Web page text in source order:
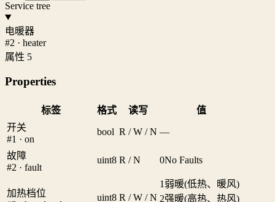
Service tree
电暖器
#2 · heater
属性 5
Properties
标签 格式 读写
值
开关
#1 · on
bool R / W / N —
故障
#2 · fault
uint8 R / N 0No Faults
加热档位
uint8 R / W / N
1 弱暖(低热、暖风)
2强暖(高热、热风)